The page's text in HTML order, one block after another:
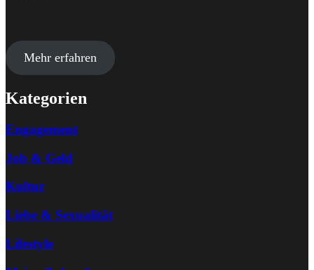
Mehr erfahren
Kategorien
Engagement
Job & Geld
Kultur
Liebe & Sexualität
Lifestyle